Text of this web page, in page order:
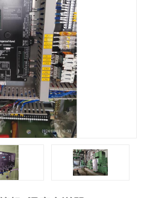
英格索兰离心机空滤芯
库伯卡麦隆离心机零件
离心式压缩机高速转子组
中冷耐高温气侧密封胶垫
阿特拉斯
复盛FS-elliott离心机零件